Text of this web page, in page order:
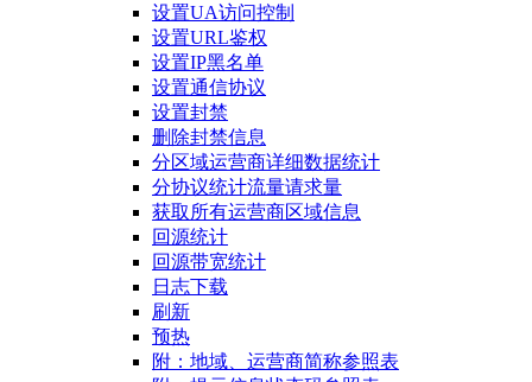
设置UA访问控制
设置URL鉴权
设置IP黑名单
设置通信协议
设置封禁
删除封禁信息
分区域运营商详细数据统计
分协议统计流量请求量
获取所有运营商区域信息
回源统计
回源带宽统计
日志下载
刷新
预热
附：地域、运营商简称参照表